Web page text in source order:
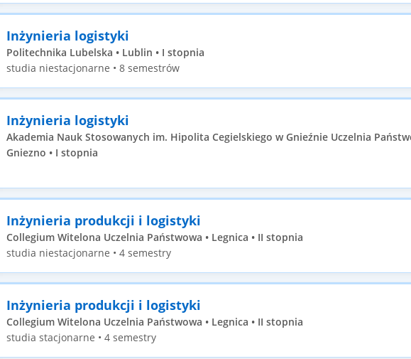
Inżynieria logistyki
Politechnika Lubelska • Lublin • I stopnia
studia niestacjonarne • 8 semestrów
Inżynieria logistyki
Akademia Nauk Stosowanych im. Hipolita Cegielskiego w Gnieźnie Uczelnia
Gniezno • I stopnia
Inżynieria produkcji i logistyki
Collegium Witelona Uczelnia Państwowa • Legnica • II stopnia
studia niestacjonarne • 4 semestry
Inżynieria produkcji i logistyki
Collegium Witelona Uczelnia Państwowa • Legnica • II stopnia
studia stacjonarne • 4 semestry